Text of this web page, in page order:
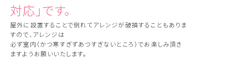
対応」です。
屋外に設置することで倒れてアレンジが破損することもありま
すので、アレンジは
必ず室内（かつ寒すぎずあつすぎないところ）でお楽しみ頂き
ますようお願いいたします。